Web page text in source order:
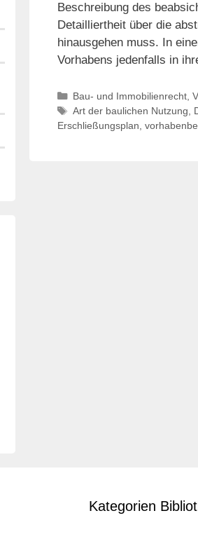
Beschreibung des
Detailliertheit über die
hinausgehen muss. In
Vorhabens jedenfalls in
Categories
Bau- und Immobilienrecht,
Tags
Art der baulichen Nutzung
Erschließungsplan
Kategorien